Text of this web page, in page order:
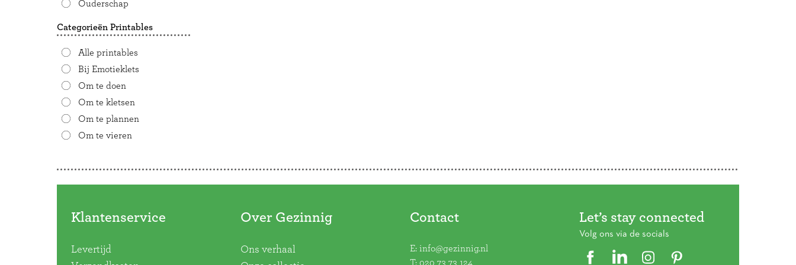
Ouderschap
Categorieën Printables
Alle printables
Bij Emotieklets
Om te doen
Om te kletsen
Om te plannen
Om te vieren
Klantenservice
Levertijd
Over Gezinnig
Ons verhaal
Contact
E: info@gezinnig.nl
T: 020 73 73 124
Let’s stay connected
Volg ons via de socials